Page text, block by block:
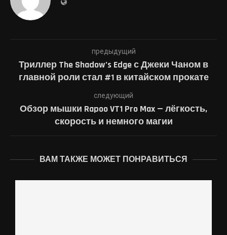
предыдущий
Триллер The Shadow’s Edge с Джеки Чаном в
главной роли стал #1 в китайском прокате
следующий
Обзор мышки Rapoo VT1 Pro Max — лёгкость,
скорость и немного магии
ВАМ ТАКЖЕ МОЖЕТ ПОНРАВИТЬСЯ